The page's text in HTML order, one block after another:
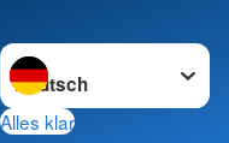
Sprache wechseln zu
Alles klar